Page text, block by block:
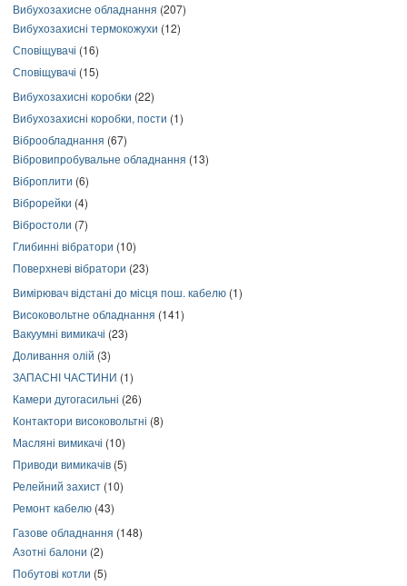
Вибухозахисне обладнання (207)
Вибухозахисні термокожухи (12)
Сповіщувачі (16)
Сповіщувачі (15)
Вибухозахисні коробки (22)
Вибухозахисні коробки, пости (1)
Віброобладнання (67)
Вібровипробувальне обладнання (13)
Віброплити (6)
Віброрейки (4)
Вібростоли (7)
Глибинні вібратори (10)
Поверхневі вібратори (23)
Вимірювач відстані до місця пош. кабелю (1)
Високовольтне обладнання (141)
Вакуумні вимикачі (23)
Доливання олій (3)
ЗАПАСНІ ЧАСТИНИ (1)
Камери дугогасильні (26)
Контактори високовольтні (8)
Масляні вимикачі (10)
Приводи вимикачів (5)
Релейний захист (10)
Ремонт кабелю (43)
Газове обладнання (148)
Азотні балони (2)
Побутові котли (5)